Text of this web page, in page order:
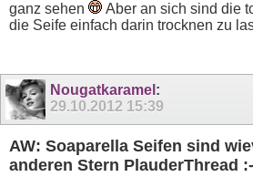
ganz sehen
Aber an sich sind die
die Seife einfach darin trocknen zu
Nougatkaramel :
29.10.2012 15:39
AW: Soaparella Seifen sind
anderen Stern PlauderThread